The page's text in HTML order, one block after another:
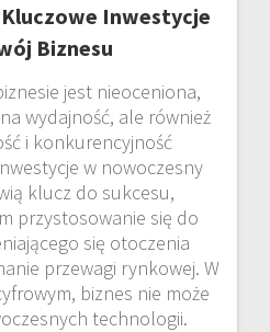
Inwestycje
Biznesu
jest nieoceniona,
wydajność, ale również
i konkurencyjność
w nowoczesny
klucz do sukcesu,
przystosowanie się do
się otoczenia
przewagi rynkowej. W
biznes nie może
technologii.